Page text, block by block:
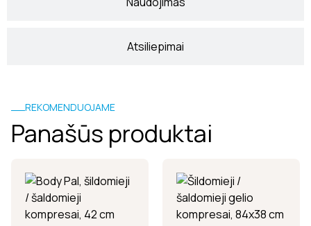
Atsiliepimai
REKOMENDUOJAME
Panašūs produktai